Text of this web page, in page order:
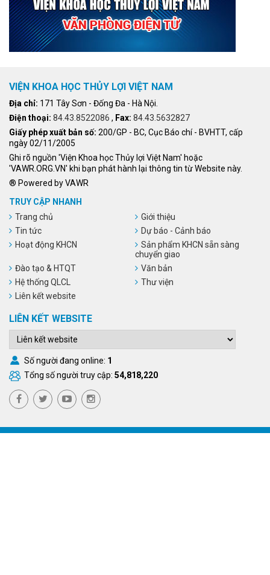
VIỆN KHOA HỌC THỦY LỢI VIỆT NAM
Địa chỉ: 171 Tây Sơn - Đống Đa - Hà Nội.
Điện thoại: 84.43.8522086 , Fax: 84.43.5632827
Giấy phép xuất bản số: 200/GP - BC, Cục Báo chí - BVHTT, cấp
ngày 02/11/2005
Ghi rõ nguồn 'Viện Khoa học Thủy lợi Việt Nam' hoặc
'VAWR.ORG.VN' khi bạn phát hành lại thông tin từ Website này.
® Powered by VAWR
TRUY CẬP NHANH
Trang chủ
Giới thiệu
Tin tức
Dự báo - Cảnh báo
Hoạt động KHCN
Sản phẩm KHCN sẵn sàng
chuyển giao
Đào tạo & HTQT
Văn bản
Hệ thống QLCL
Thư viện
Liên kết website
LIÊN KẾT WEBSITE
Số người đang online: 1
Tổng số người truy cập: 54,818,220